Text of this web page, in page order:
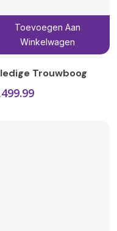
Toevoegen Aan
Winkelwagen
Trouwboog